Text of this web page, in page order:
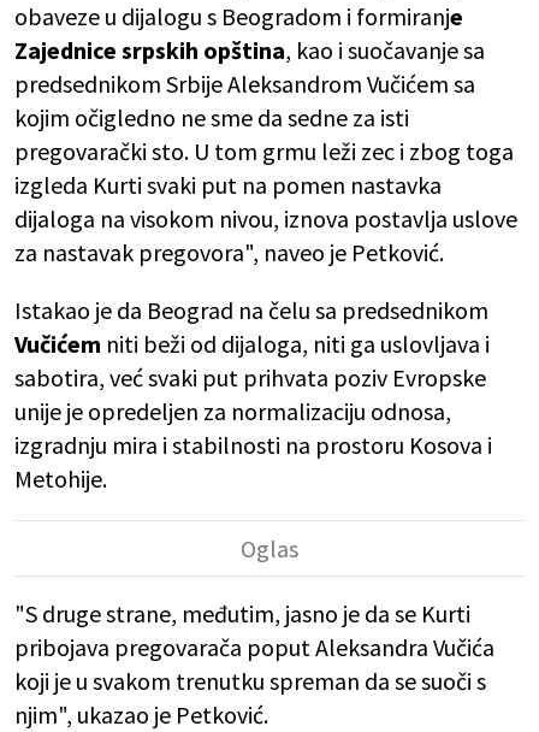
obaveze u dijalogu s Beogradom i formiranje
Zajednice srpskih opština, kao i suočavanje sa
predsednikom Srbije Aleksandrom Vučićem sa
kojim očigledno ne sme da sedne za isti
pregovarački sto. U tom grmu leži zec i zbog toga
izgleda Kurti svaki put na pomen nastavka
dijaloga na visokom nivou, iznova postavlja uslove
za nastavak pregovora", naveo je Petković.
Istakao je da Beograd na čelu sa predsednikom
Vučićem niti beži od dijaloga, niti ga uslovljava i
sabotira, već svaki put prihvata poziv Evropske
unije je opredeljen za normalizaciju odnosa,
izgradnju mira i stabilnosti na prostoru Kosova i
Metohije.
"S druge strane, međutim, jasno je da se Kurti
pribojava pregovarača poput Aleksandra Vučića
koji je u svakom trenutku spreman da se suoči s
njim", ukazao je Petković.